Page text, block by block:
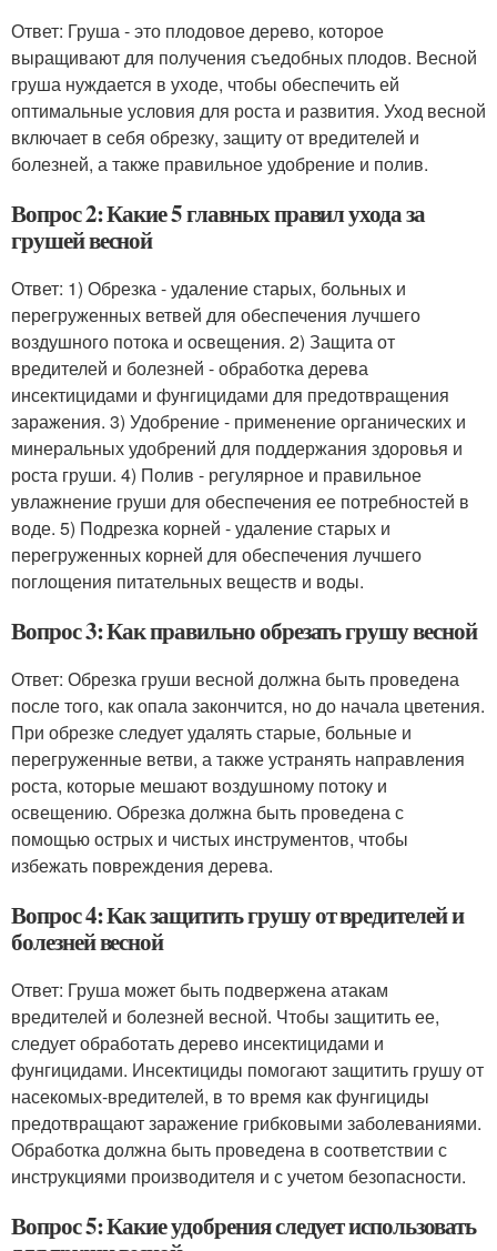
Ответ: Груша - это плодовое дерево, которое
выращивают для получения съедобных плодов. Весной
груша нуждается в уходе, чтобы обеспечить ей
оптимальные условия для роста и развития. Уход весной
включает в себя обрезку, защиту от вредителей и
болезней, а также правильное удобрение и полив.
Вопрос 2: Какие 5 главных правил ухода за
грушей весной
Ответ: 1) Обрезка - удаление старых, больных и
перегруженных ветвей для обеспечения лучшего
воздушного потока и освещения. 2) Защита от
вредителей и болезней - обработка дерева
инсектицидами и фунгицидами для предотвращения
заражения. 3) Удобрение - применение органических и
минеральных удобрений для поддержания здоровья и
роста груши. 4) Полив - регулярное и правильное
увлажнение груши для обеспечения ее потребностей в
воде. 5) Подрезка корней - удаление старых и
перегруженных корней для обеспечения лучшего
поглощения питательных веществ и воды.
Вопрос 3: Как правильно обрезать грушу весной
Ответ: Обрезка груши весной должна быть проведена
после того, как опала закончится, но до начала цветения.
При обрезке следует удалять старые, больные и
перегруженные ветви, а также устранять направления
роста, которые мешают воздушному потоку и
освещению. Обрезка должна быть проведена с
помощью острых и чистых инструментов, чтобы
избежать повреждения дерева.
Вопрос 4: Как защитить грушу от вредителей и
болезней весной
Ответ: Груша может быть подвержена атакам
вредителей и болезней весной. Чтобы защитить ее,
следует обработать дерево инсектицидами и
фунгицидами. Инсектициды помогают защитить грушу от
насекомых-вредителей, в то время как фунгициды
предотвращают заражение грибковыми заболеваниями.
Обработка должна быть проведена в соответствии с
инструкциями производителя и с учетом безопасности.
Вопрос 5: Какие удобрения следует использовать